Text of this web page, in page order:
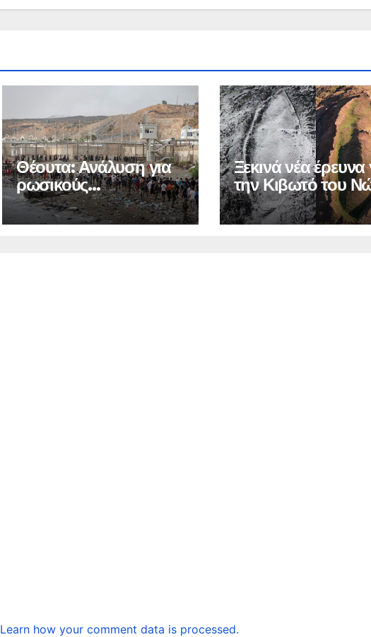
Θέουτα: Ανάλυση για
ρωσικούς
λογαριασμούς και τη
μεταναστευτική κρίση
Ξεκινά νέα έρευνα
την Κιβωτό του
Learn how your comment data is processed.